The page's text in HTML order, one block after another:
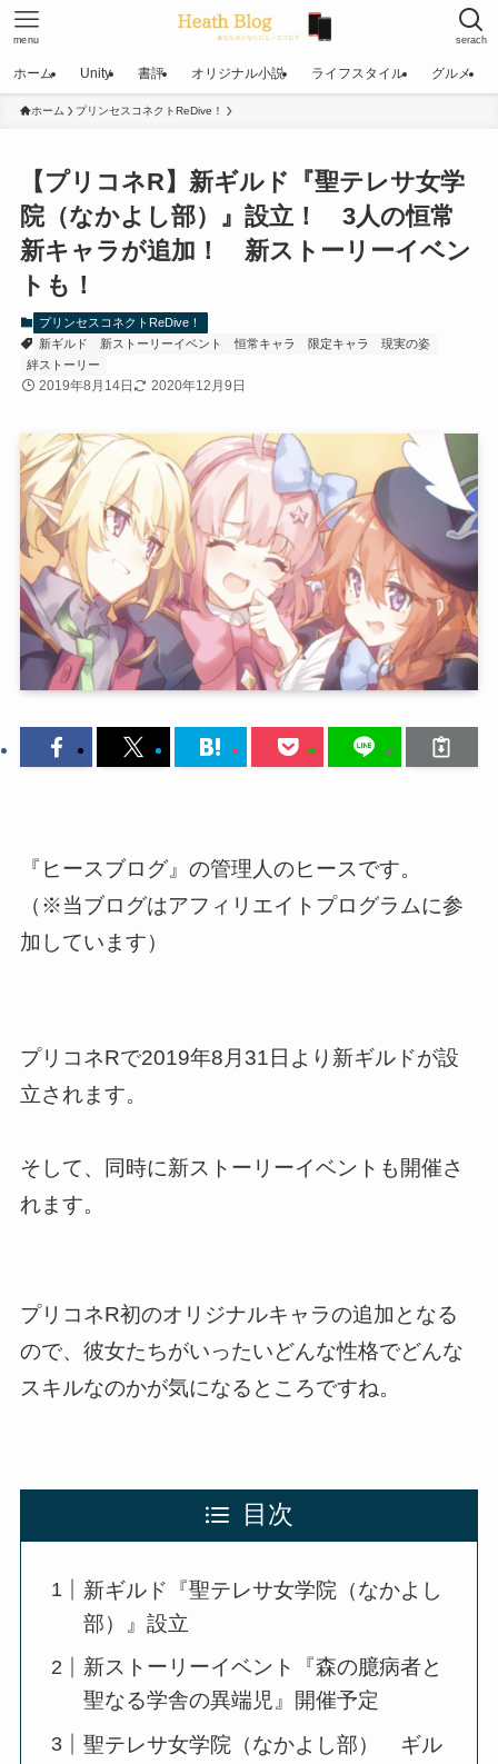
serach
menu
ホーム Unity 書評 オリジナル小説 ライフスタイル グルメ
ホーム プリンセスコネクトReDive！
【プリコネR】新ギルド『聖テレサ女学
院（なかよし部）』設立！ 3人の恒常
新キャラが追加！ 新ストーリーイベン
トも！
プリンセスコネクトReDive！
新ギルド
新ストーリーイベント 恒常キャラ 限定キャラ
現実の姿
絆ストーリー
2019年8月14日 2020年12月9日
『ヒースブログ』の管理人のヒースです。
（※当ブログはアフィリエイトプログラムに参
加しています）
プリコネRで2019年8月31日より新ギルドが設
立されます。
そして、同時に新ストーリーイベントも開催さ
れます。
プリコネR初のオリジナルキャラの追加となる
ので、彼女たちがいったいどんな性格でどんな
スキルなのかが気になるところですね。
目次
新ギルド『聖テレサ女学院（なかよし
部）』設立
新ストーリーイベント『森の臆病者と
聖なる学舎の異端児』開催予定
聖テレサ女学院（なかよし部） ギル